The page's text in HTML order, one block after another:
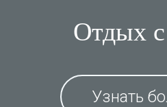
Отдых
Узнать